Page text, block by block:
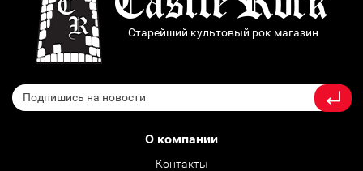
Старейший культовый рок магазин
О компании
Контакты